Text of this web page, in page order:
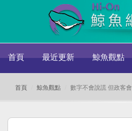
首頁 最近更新 鯨魚觀點
首頁 鯨魚觀點 數字不會說謊 但政客會